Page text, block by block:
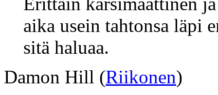
aika usein tahtonsa läpi
sitä haluaa.
Damon Hill (Riikonen)